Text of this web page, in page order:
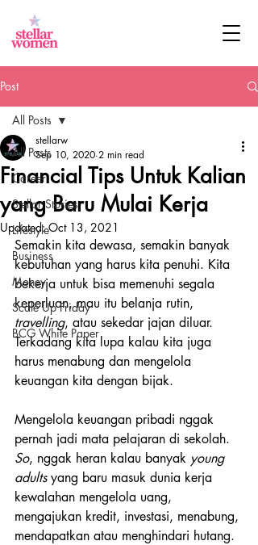
Post
All Posts
Career
Stellar Stories
Lifestyle
Business
Money
Scale Up Friday
BCG White Paper
All Posts
Financial Tips Untuk Kalian
yang Baru Mulai Kerja
stellarw
Sep 10, 2020 2 min read
Updated:Oct 13, 2021
Semakin kita dewasa, semakin banyak
kebutuhan yang harus kita penuhi. Kita
bekerja untuk bisa memenuhi segala
keperluan, mau itu belanja rutin,
travelling, atau sekedar jajan diluar.
Terkadang kita lupa kalau kita juga
harus menabung dan mengelola
keuangan kita dengan bijak.
Mengelola keuangan pribadi nggak
pernah jadi mata pelajaran di sekolah.
So, nggak heran kalau banyak young
adults yang baru masuk dunia kerja
kewalahan mengelola uang,
mengajukan kredit, investasi, menabung,
mendapatkan atau menghindari hutang.